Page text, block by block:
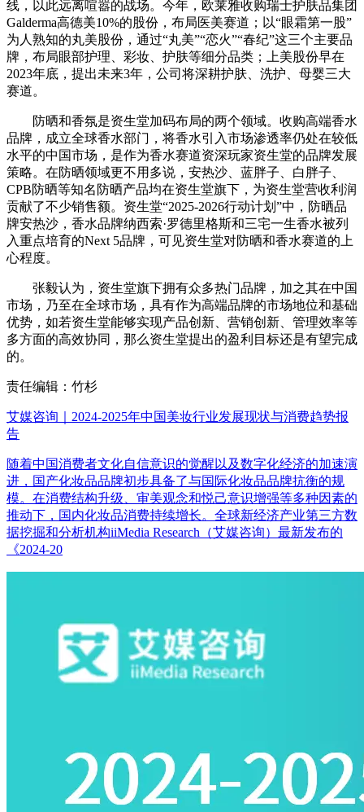
线，以此远离喧嚣的战场。今年，欧莱雅收购瑞士护肤品集团
Galderma高德美10%的股份，布局医美赛道；以“眼霜第一股”
为人熟知的丸美股份，通过“丸美”“恋火”“春纪”这三个主要品
牌，布局眼部护理、彩妆、护肤等细分品类；上美股份早在
2023年底，提出未来3年，公司将深耕护肤、洗护、母婴三大
赛道。
防晒和香氛是资生堂加码布局的两个领域。收购高端香水
品牌，成立全球香水部门，将香水引入市场渗透率仍处在较低
水平的中国市场，是作为香水赛道资深玩家资生堂的品牌发展
策略。在防晒领域更不用多说，安热沙、蓝胖子、白胖子、
CPB防晒等知名防晒产品均在资生堂旗下，为资生堂营收利润
贡献了不少销售额。资生堂“2025-2026行动计划”中，防晒品
牌安热沙，香水品牌纳西索·罗德里格斯和三宅一生香水被列
入重点培育的Next 5品牌，可见资生堂对防晒和香水赛道的上
心程度。
张毅认为，资生堂旗下拥有众多热门品牌，加之其在中国
市场，乃至在全球市场，具有作为高端品牌的市场地位和基础
优势，如若资生堂能够实现产品创新、营销创新、管理效率等
多方面的高效协同，那么资生堂提出的盈利目标还是有望完成
的。
责任编辑：竹杉
艾媒咨询｜2024-2025年中国美妆行业发展现状与消费趋势报
告
随着中国消费者文化自信意识的觉醒以及数字化经济的加速演
进，国产化妆品品牌初步具备了与国际化妆品品牌抗衡的规
模。在消费结构升级、审美观念和悦己意识增强等多种因素的
推动下，国内化妆品消费持续增长。全球新经济产业第三方数
据挖掘和分析机构iiMedia Research（艾媒咨询）最新发布的
《2024-20